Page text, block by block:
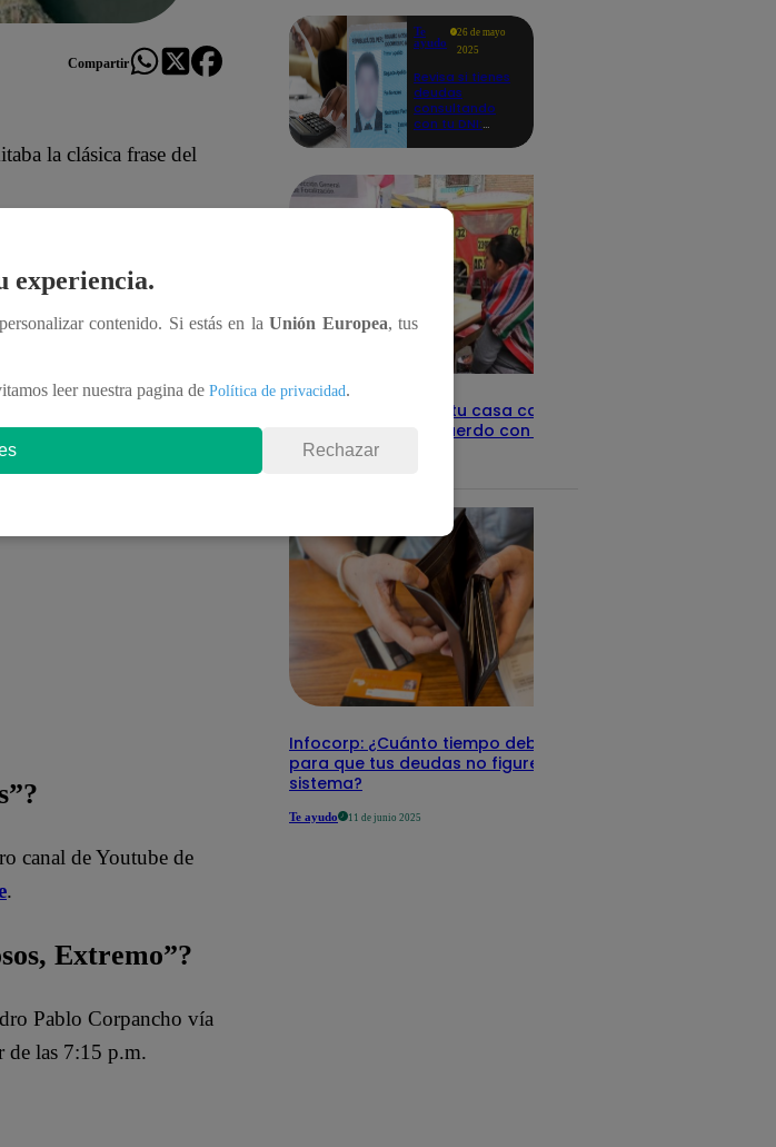
Compartir
la clásica frase del
tratando de ser
y lo confirmó cuando
con
de
canal de Youtube de
.
Extremo”?
Pablo Corpancho vía
las 7:15 p.m.
Te
ayudo
26 de mayo
2025
Revisa si tienes
deudas
consultando
con tu DNI:
detalles
Revisa con tu DNI si tu casa califica
como pobre, de acuerdo con el Sisfoh
Infocorp: ¿Cuánto tiempo debe pasar
para que tus deudas no figuren en su
sistema?
Te ayudo 11 de junio 2025
experiencia.
contenido. Si estás en laUnión Europea, tus
leer nuestra pagina de Política de privacidad.
Rechazar